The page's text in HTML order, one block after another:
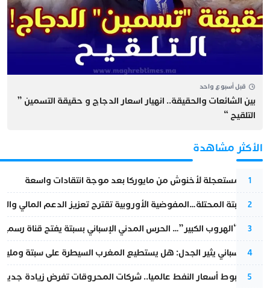
قبل أسبوع واحد
بين الشائعات والحقيقة.. انهيار اسعار الدجاج و حقيقة التسمين ”
التلقيح “
الأكثر مشاهدة
1
عودة مستعجلة لأخنوش من مايوركا بعد موجة انتقادات واسعة
2
أزمة سبتة المحتلة…المفوضية الأوروبية تقترح تعزيز الدعم المالي
3
عملية “الهروب الكبير”… الحرس المدني الإسباني بسبتة يفتح قناة
4
تقرير إسباني يثير الجدل: هل يستطيع المغرب السيطرة على سبتة
5
رغم هبوط أسعار النفط عالميا.. شركات المحروقات تفرض زيادة